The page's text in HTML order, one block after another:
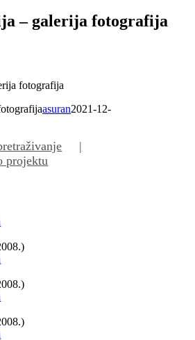
– galerija fotografija
fotografija
asuran2021-12-
projektu